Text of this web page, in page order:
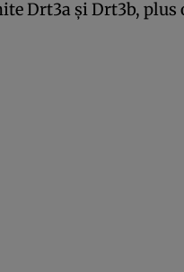
Drt3a și Drt3b, plus